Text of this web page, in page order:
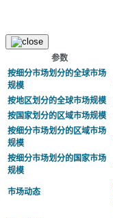
参数
按细分市场划分的全球市场
规模
按地区划分的全球市场规模
按国家划分的区域市场规模
按细分市场划分的区域市场
规模
按细分市场划分的国家市场
规模
市场动态